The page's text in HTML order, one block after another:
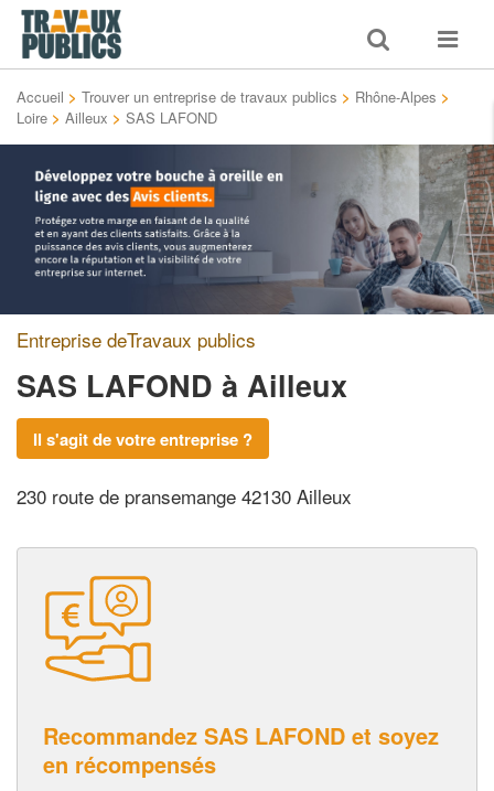
Toggle
search
Toggle
Accueil > Trouver un entreprise de travaux publics > Rhône-Alpes >
Loire > Ailleux > SAS LAFOND
Entreprise deTravaux publics
SAS LAFOND à Ailleux
Il s'agit de votre entreprise ?
230 route de pransemange 42130 Ailleux
Recommandez SAS LAFOND et soyez
en récompensés